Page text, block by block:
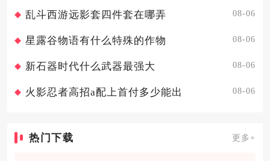
乱斗西游远影套四件套在哪弄 08-06
星露谷物语有什么特殊的作物 08-06
新石器时代什么武器最强大 08-06
火影忍者高招a配上首付多少能出 08-06
热门下载 更多+